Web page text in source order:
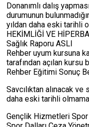
Donanımlı dalış
durumunun
yıldan daha eski tarihli
HEKİMLİĞİ VE
Sağlık Raporu ASLI
Rehber uyum kursuna
tarafından açılan kursu
Rehber Eğitimi Sonuç
Savcılıktan alınacak
daha eski tarihli
Gençlik Hizmetleri Spor